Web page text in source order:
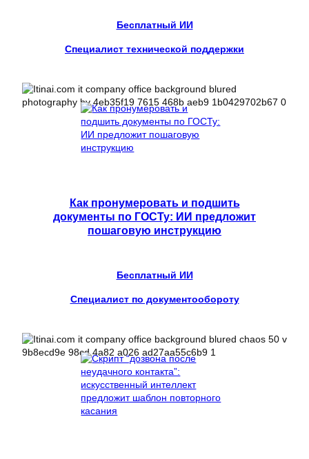
Бесплатный ИИ
Специалист технической поддержки
Как пронумеровать и подшить
документы по ГОСТу: ИИ предложит
пошаговую инструкцию
Бесплатный ИИ
Специалист по документообороту